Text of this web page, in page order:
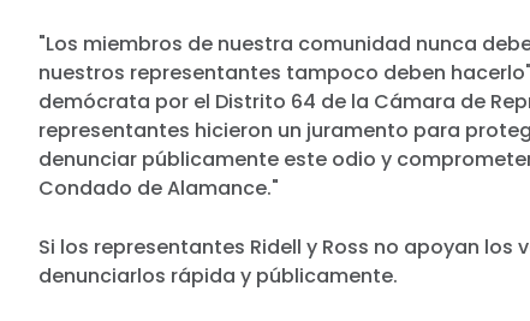
"Los miembros de nuestra comunidad nunca
nuestros representantes tampoco deben
demócrata por el Distrito 64 de la Cámara de
representantes hicieron un juramento para
denunciar públicamente este odio y
Condado de Alamance."
Si los representantes Ridell y Ross no apoyan
denunciarlos rápida y públicamente.